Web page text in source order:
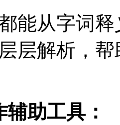
能从字词
层解析，
助工具：